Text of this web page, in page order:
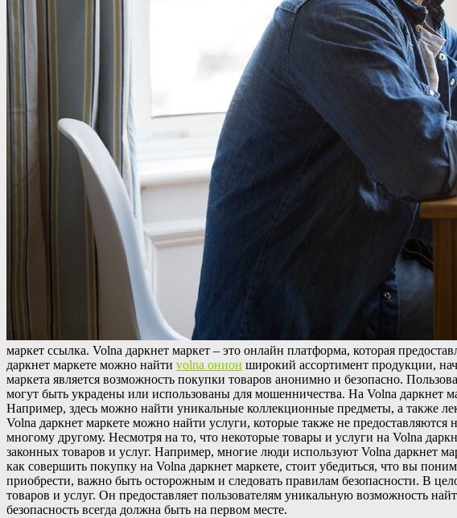
мaркeт ссылкa. Volna даркнет маркет – это онлайн платформа, которая
даркнет маркете можно найти volna онион широкий ассортимент продукции,
маркета является возможность покупки товаров анонимно и безопасно.
могут быть украдены или использованы для мошенничества. На Volna
Например, здесь можно найти уникальные коллекционные предметы, а также
Volna даркнет маркете можно найти услуги, которые также не
многому другому. Несмотря на то, что некоторые товары и услуги на Volna
законных товаров и услуг. Например, многие люди используют Volna даркнет
как совершить покупку на Volna даркнет маркете, стоит убедиться, что вы
приобрести, важно быть осторожным и следовать правилам безопасности. В
товаров и услуг. Он предоставляет пользователям уникальную возможность
безопасность всегда должна быть на первом месте.